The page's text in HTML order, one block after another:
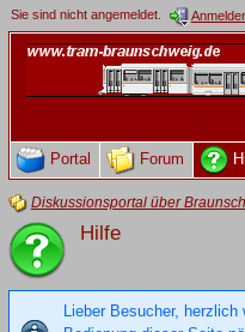
Sie sind nicht angemeldet.
Portal Forum
Diskussionsportal über
Hilfe
Lieber Besucher,